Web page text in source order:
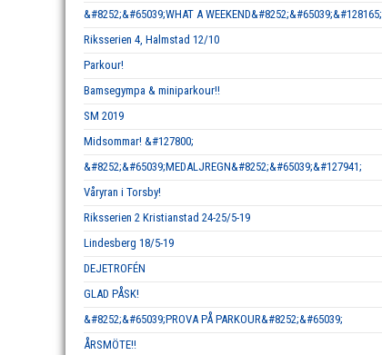
&#8252;&#65039;WHAT A WEEKEND&#8252;&#65039;&#128165;
Riksserien 4, Halmstad 12/10
Parkour!
Bamsegympa & miniparkour!!
SM 2019
Midsommar! &#127800;
&#8252;&#65039;MEDALJREGN&#8252;&#65039;&#127941;
Våryran i Torsby!
Riksserien 2 Kristianstad 24-25/5-19
Lindesberg 18/5-19
DEJETROFÉN
GLAD PÅSK!
&#8252;&#65039;PROVA PÅ PARKOUR&#8252;&#65039;
ÅRSMÖTE!!